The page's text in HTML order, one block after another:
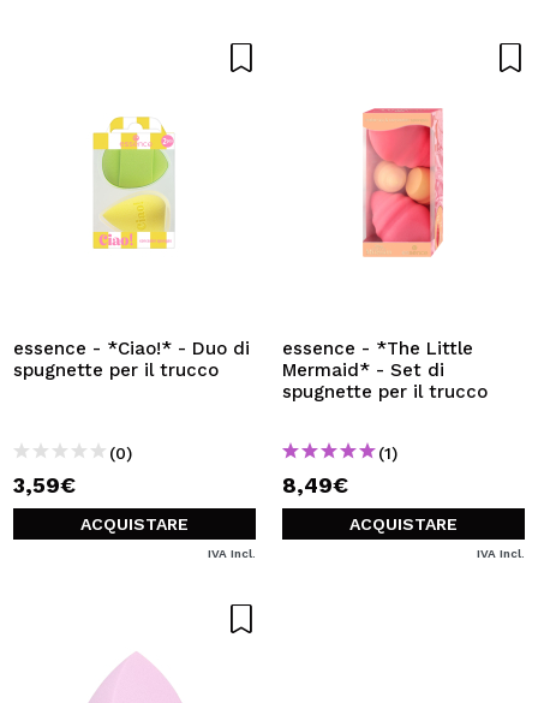
essence - *Ciao!* - Duo di
spugnette per il trucco
(0)
3,59€
ACQUISTARE
IVA Incl.
essence - *The Little
Mermaid* - Set di
spugnette per il trucco
(1)
8,49€
ACQUISTARE
IVA Incl.